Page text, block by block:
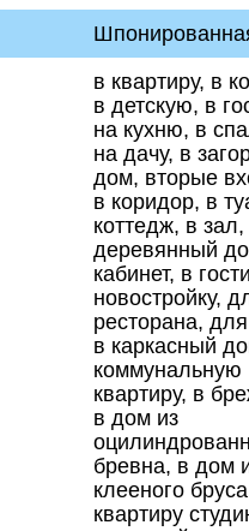
в квартиру, в
в детскую, в
на кухню, в
на дачу, в
дом, вторые
в коридор, в
коттедж, в зал,
деревянный
кабинет, в
новостройку,
ресторана,
в каркасный
коммунальную
квартиру, в
в дом из
бревна, в дом
клееного
квартиру